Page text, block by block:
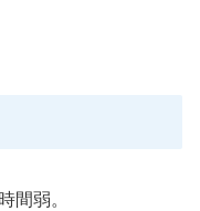
間弱。